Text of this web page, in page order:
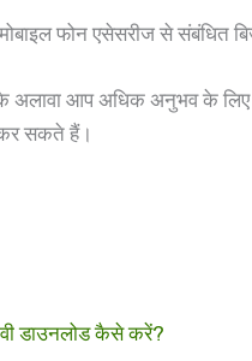
फोन एसेसरीज से संबंधित
आप अधिक अनुभव के लिए
सकते हैं।
डाउनलोड कैसे करें?